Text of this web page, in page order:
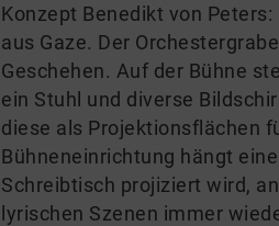
Konzept Benedikt von
aus Gaze. Der
Geschehen. Auf der Bühne
ein Stuhl und diverse
diese als Projektionsflächen
Bühneneinrichtung hängt
Schreibtisch projiziert wird,
lyrischen Szenen immer